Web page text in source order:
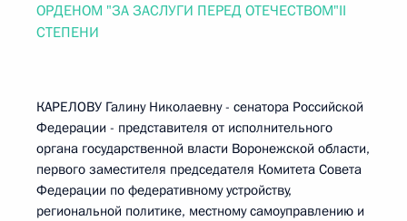
ОРДЕНОМ "ЗА ЗАСЛУГИ ПЕРЕД ОТЕЧЕСТВОМ"II
СТЕПЕНИ
КАРЕЛОВУ Галину Николаевну - сенатора Российской
Федерации - представителя от исполнительного
органа государственной власти Воронежской области,
первого заместителя председателя Комитета Совета
Федерации по федеративному устройству,
региональной политике, местному самоуправлению и